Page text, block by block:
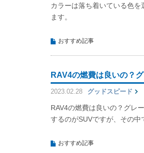
カラーは落ち着いている色
ます。
おすすめ記事
RAV4の燃費は良いの？
2023.02.28 グッドスピード
RAV4の燃費は良いの？グレ
するのがSUVですが、その中
おすすめ記事